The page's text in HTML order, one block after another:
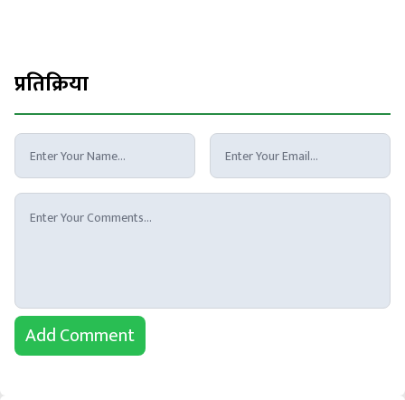
प्रतिक्रिया
Add Comment